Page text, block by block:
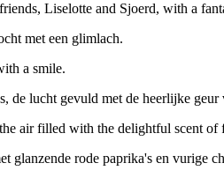
Liselotte and Sjoerd, with a
met een glimlach.
a smile.
de lucht gevuld met de heerlijke geur
air filled with the delightful scent of
glanzende rode paprika's en vurige